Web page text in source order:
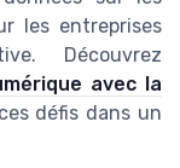
les entreprises
Découvrez
avec la
défis dans un